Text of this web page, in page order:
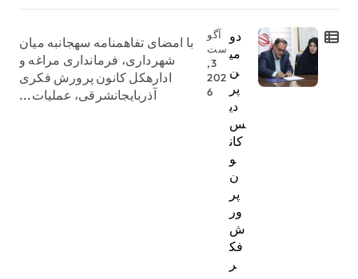
دو
می
ن
پر
دی
س
کان
و
ن
پر
ور
ش
فک
ر
آگو
ست
3,
202
6
با امضای تفاهمنامه سهجانبه میان
شهرداری، فرمانداری مراغه و
ادارهکل کانون پرورش فکری
آذربایجانشرقی، عملیات...